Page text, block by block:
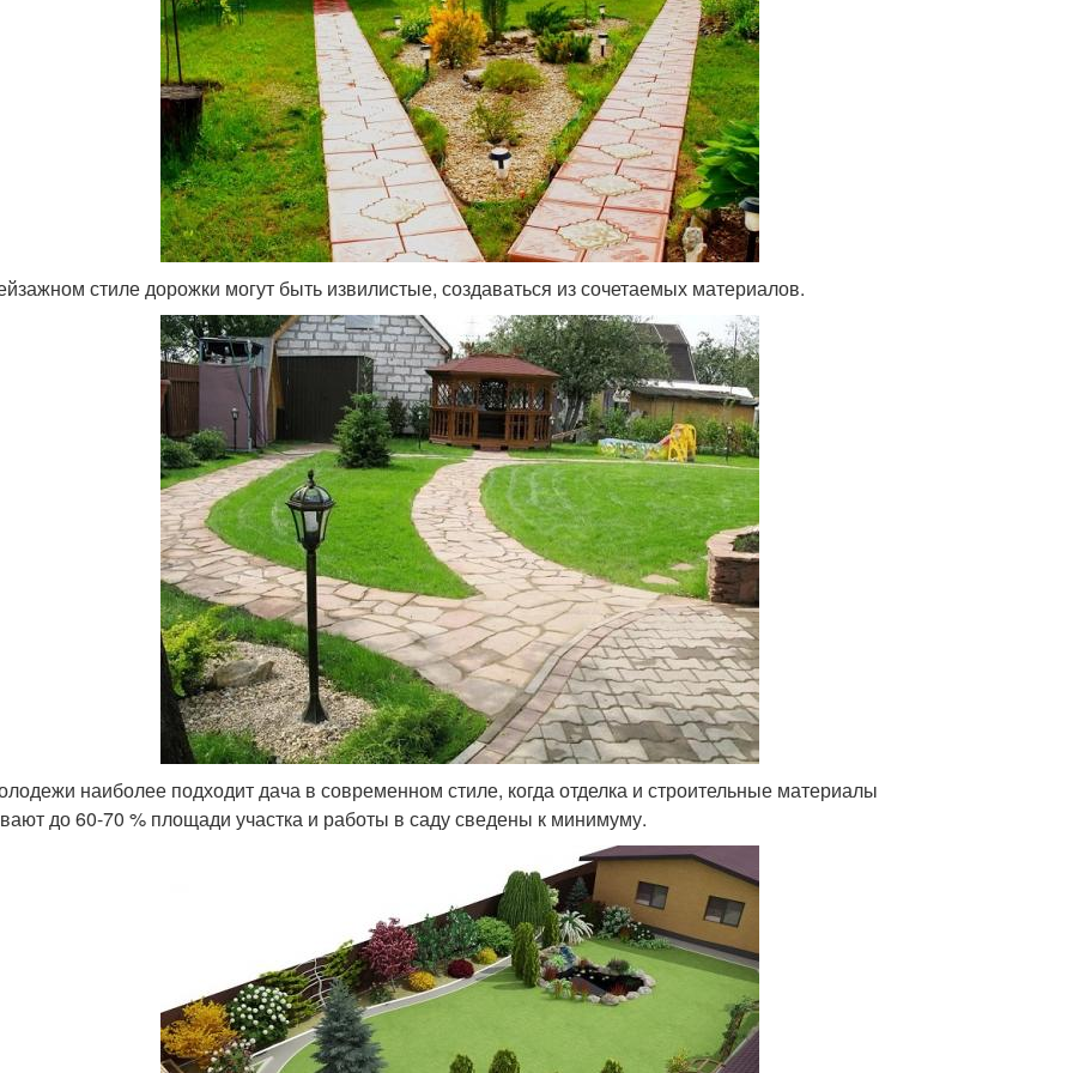
стиле дорожки могут быть извилистые, создаваться из сочетаемых материалов.
наиболее подходит дача в современном стиле, когда отделка и строительные материалы
до 60-70 % площади участка и работы в саду сведены к минимуму.